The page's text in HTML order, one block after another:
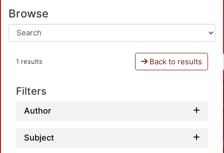
Browse
1 results Back to results
Filters
Author
Subject